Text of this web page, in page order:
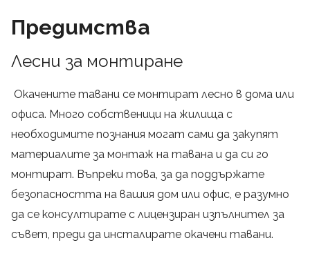
Предимства
Лесни за монтиране
Окачените тавани се монтират лесно в дома или
офиса. Много собственици на жилища с
необходимите познания могат сами да закупят
материалите за монтаж на тавана и да си го
монтират. Въпреки това, за да поддържате
безопасността на вашия дом или офис, е разумно
да се консултирате с лицензиран изпълнител за
съвет, преди да инсталирате окачени тавани.